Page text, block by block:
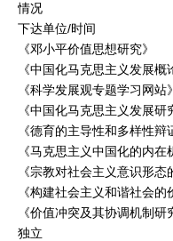
情况
下达单位/时间
《邓小平价值思想研究》
《中国化马克思主义发展
《科学发展观专题学习网站
《中国化马克思主义发展研
《德育的主导性和多样性
《马克思主义中国化的内在
《宗教对社会主义意识形
《构建社会主义和谐社会的
《价值冲突及其协调机制研
独立